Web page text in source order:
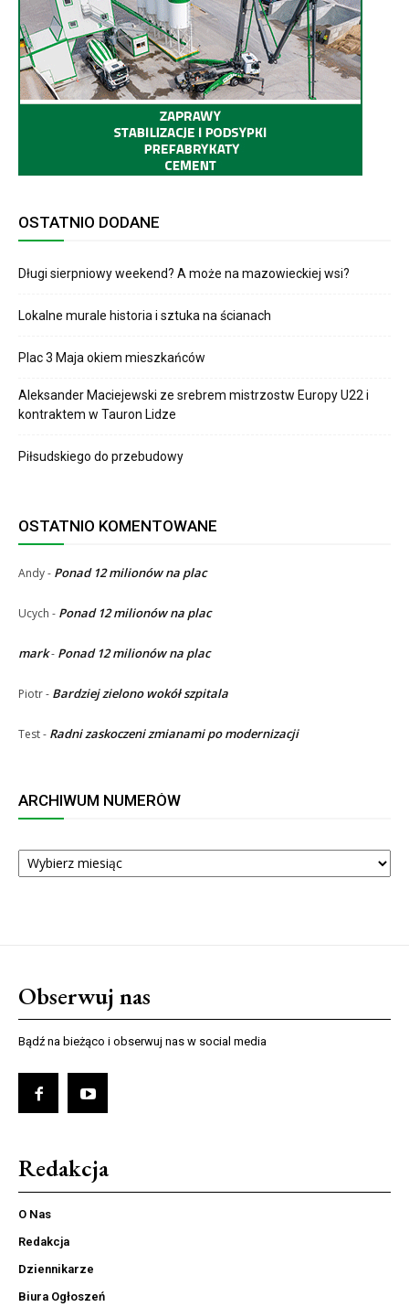
OSTATNIO DODANE
Długi sierpniowy weekend? A może na mazowieckiej wsi?
Lokalne murale historia i sztuka na ścianach
Plac 3 Maja okiem mieszkańców
Aleksander Maciejewski ze srebrem mistrzostw Europy U22 i
kontraktem w Tauron Lidze
Piłsudskiego do przebudowy
OSTATNIO KOMENTOWANE
Andy- Ponad 12 milionów na plac
Ucych - Ponad 12 milionów na plac
mark- Ponad 12 milionów na plac
Piotr- Bardziej zielono wokół szpitala
Test- Radni zaskoczeni zmianami po modernizacji
ARCHIWUM NUMERÓW
ARCHIWUM
NUMERÓW
Obserwuj nas
Bądź na bieżąco i obserwuj nas w social media
Redakcja
O Nas
Redakcja
Dziennikarze
Biura Ogłoszeń